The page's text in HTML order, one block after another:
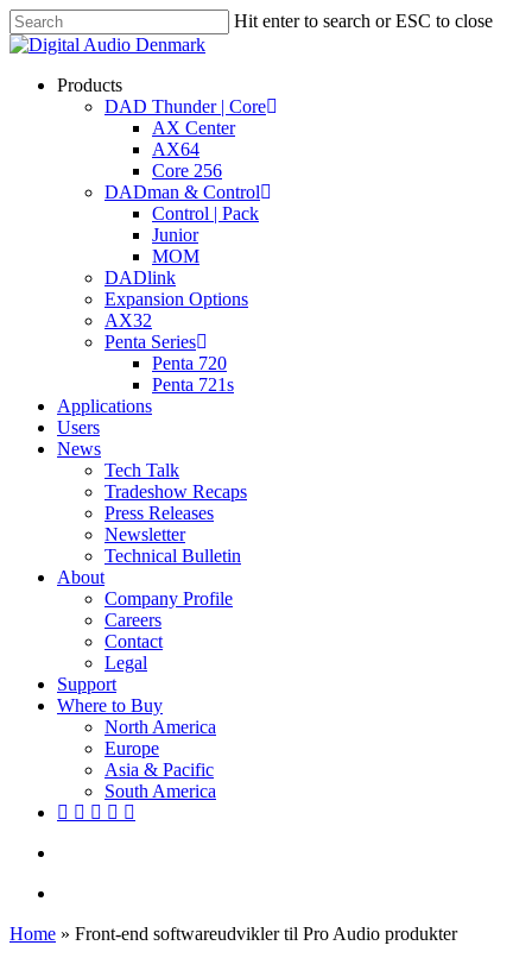
Skip
to
content
Hit enter to search or ESC to close
Close
search
account
Menu
Products
DAD Thunder | Core
AX Center
AX64
Core 256
DADman & Control
Control | Pack
Junior
MOM
DADlink
Expansion Options
AX32
Penta Series
Penta 720
Penta 721s
Applications
Users
News
Tech Talk
Tradeshow Recaps
Press Releases
Newsletter
Technical Bulletin
About
Company Profile
Careers
Contact
Legal
Support
Where to Buy
North America
Europe
Asia & Pacific
South America
twitter
facebook
linkedin
youtube
instagram
Home » Front-end softwareudvikler til Pro Audio produkter